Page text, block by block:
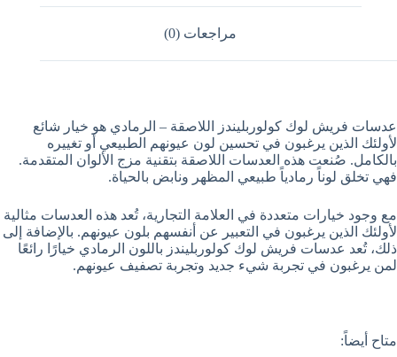
مراجعات (0)
عدسات فريش لوك كولوربليندز اللاصقة – الرمادي هو خيار شائع
لأولئك الذين يرغبون في تحسين لون عيونهم الطبيعي أو تغييره
بالكامل. صُنعت هذه العدسات اللاصقة بتقنية مزج الألوان المتقدمة.
فهي تخلق لوناً رمادياً طبيعي المظهر ونابض بالحياة.
مع وجود خيارات متعددة في العلامة التجارية، تُعد هذه العدسات مثالية
لأولئك الذين يرغبون في التعبير عن أنفسهم بلون عيونهم. بالإضافة إلى
ذلك، تُعد عدسات فريش لوك كولوربليندز باللون الرمادي خيارًا رائعًا
لمن يرغبون في تجربة شيء جديد وتجربة تصفيف عيونهم.
متاح أيضاً: